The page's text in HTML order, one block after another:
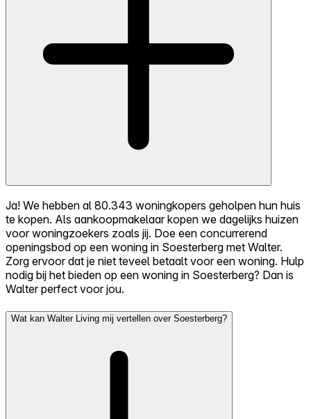
Ja! We hebben al 80.343 woningkopers geholpen hun huis
te kopen. Als aankoopmakelaar kopen we dagelijks huizen
voor woningzoekers zoals jij. Doe een concurrerend
openingsbod op een woning in Soesterberg met Walter.
Zorg ervoor dat je niet teveel betaalt voor een woning. Hulp
nodig bij het bieden op een woning in Soesterberg? Dan is
Walter perfect voor jou.
Wat kan Walter Living mij vertellen over Soesterberg?